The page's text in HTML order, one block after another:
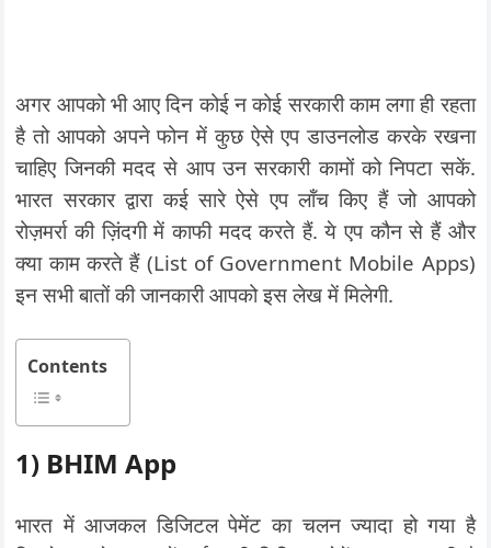
अगर आपको भी आए दिन कोई न कोई सरकारी काम लगा ही रहता
है तो आपको अपने फोन में कुछ ऐसे एप डाउनलोड करके रखना
चाहिए जिनकी मदद से आप उन सरकारी कामों को निपटा सकें.
भारत सरकार द्वारा कई सारे ऐसे एप लॉंच किए हैं जो आपको
रोज़मर्रा की ज़िंदगी में काफी मदद करते हैं. ये एप कौन से हैं और
क्या काम करते हैं (List of Government Mobile Apps)
इन सभी बातों की जानकारी आपको इस लेख में मिलेगी.
Contents
1) BHIM App
भारत में आजकल डिजिटल पेमेंट का चलन ज्यादा हो गया है